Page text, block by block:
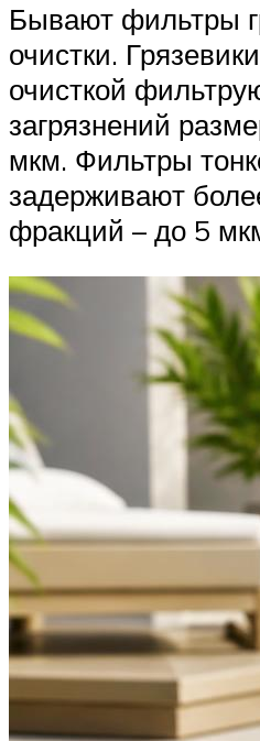
Бывают фильтры
очистки.
очисткой
загрязнений
мкм. Фильтры
задерживают
фракций – до 5